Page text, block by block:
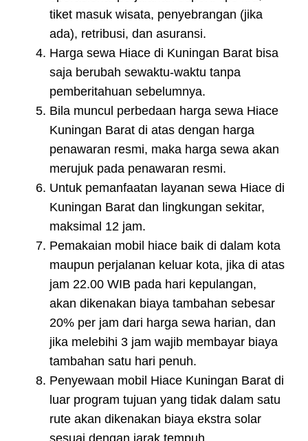
tiket masuk wisata, penyebrangan (jika
ada), retribusi, dan asuransi.
Harga sewa Hiace di Kuningan Barat bisa
saja berubah sewaktu-waktu tanpa
pemberitahuan sebelumnya.
Bila muncul perbedaan harga sewa Hiace
Kuningan Barat di atas dengan harga
penawaran resmi, maka harga sewa akan
merujuk pada penawaran resmi.
Untuk pemanfaatan layanan sewa Hiace di
Kuningan Barat dan lingkungan sekitar,
maksimal 12 jam.
Pemakaian mobil hiace baik di dalam kota
maupun perjalanan keluar kota, jika di atas
jam 22.00 WIB pada hari kepulangan,
akan dikenakan biaya tambahan sebesar
20% per jam dari harga sewa harian, dan
jika melebihi 3 jam wajib membayar biaya
tambahan satu hari penuh.
Penyewaan mobil Hiace Kuningan Barat di
luar program tujuan yang tidak dalam satu
rute akan dikenakan biaya ekstra solar
sesuai dengan jarak tempuh.